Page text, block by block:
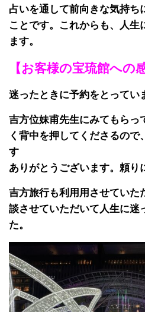
占いを通して前向きな気持ち
ことです。これからも、人生
ます。
【お客様の宝琉館への
迷ったときに予約をとってい
吉方位妹甫先⽣にみてもらっ
く背中を押してくださるので
す
ありがとうございます。 頼り
吉方旅行も利用⽤させていた
談させていただいて人生に迷
た。